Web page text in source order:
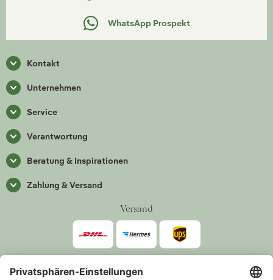
WhatsApp Prospekt
Kontakt
Unternehmen
Service
Verantwortung
Beratung & Inspirationen
Zahlung & Versand
Versand
Zahlarten